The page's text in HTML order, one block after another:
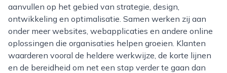
aanvullen op het gebied van strategie, design,
ontwikkeling en optimalisatie. Samen werken zij aan
onder meer websites, webapplicaties en andere online
oplossingen die organisaties helpen groeien. Klanten
waarderen vooral de heldere werkwijze, de korte lijnen
en de bereidheid om net een stap verder te gaan dan